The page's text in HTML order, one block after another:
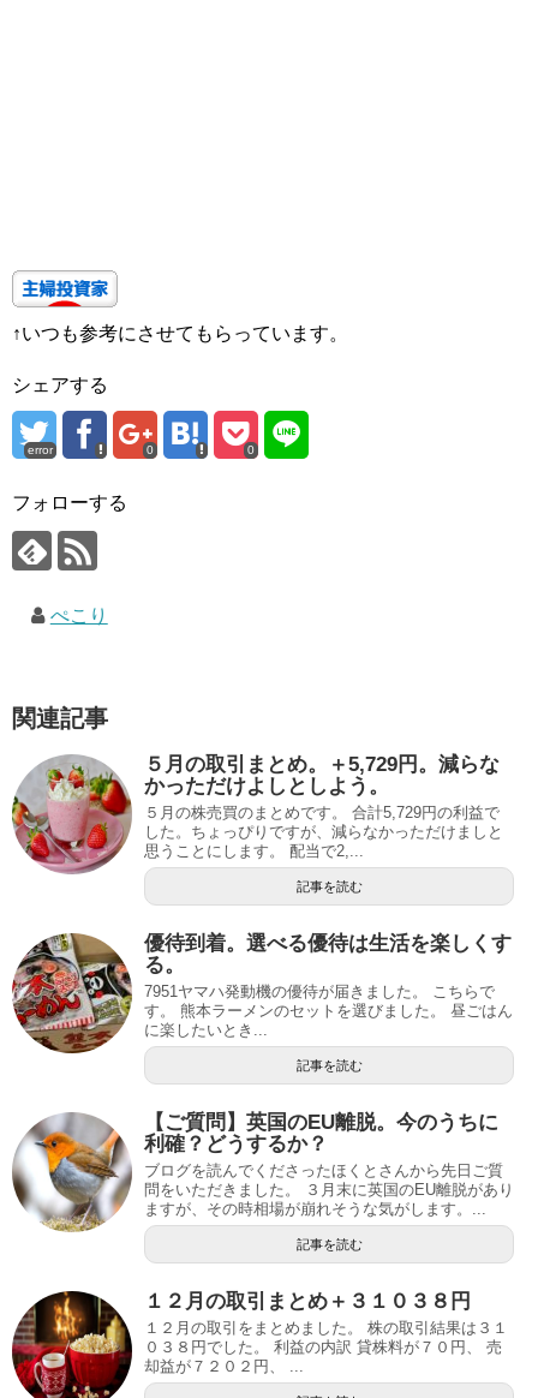
↑いつも参考にさせてもらっています。
シェアする
error 0 0
フォローする
ぺこり
関連記事
５月の取引まとめ。＋5,729円。減らな
かっただけよしとしよう。
５月の株売買のまとめです。 合計5,729円の利益で
した。ちょっぴりですが、減らなかっただけましと
思うことにします。 配当で2,...
記事を読む
優待到着。選べる優待は生活を楽しくす
る。
7951ヤマハ発動機の優待が届きました。 こちらで
す。 熊本ラーメンのセットを選びました。 昼ごはん
に楽したいとき...
記事を読む
【ご質問】英国のEU離脱。今のうちに
利確？どうするか？
ブログを読んでくださったほくとさんから先日ご質
問をいただきました。 ３月末に英国のEU離脱があり
ますが、その時相場が崩れそうな気がします。...
記事を読む
１２月の取引まとめ＋３１０３８円
１２月の取引をまとめました。 株の取引結果は３１
０３８円でした。 利益の内訳 貸株料が７０円、 売
却益が７２０２円、 ...